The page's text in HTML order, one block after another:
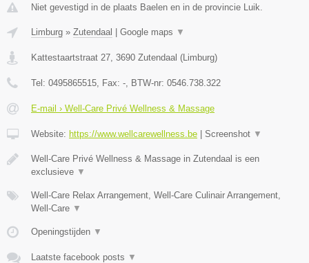
Niet gevestigd in de plaats Baelen en in de provincie Luik.
Limburg » Zutendaal | Google maps ▼
Kattestaartstraat 27 3690 Zutendaal (Limburg)
Tel: 0495865515 , Fax: - , BTW-nr: 0546.738.322
E-mail › Well-Care Privé Wellness & Massage
Website: https://www.wellcarewellness.be | Screenshot ▼
Well-Care Privé Wellness & Massage in Zutendaal is een
exclusieve ▼
Well-Care Relax Arrangement, Well-Care Culinair Arrangement,
Well-Care ▼
Openingstijden ▼
Laatste facebook posts ▼